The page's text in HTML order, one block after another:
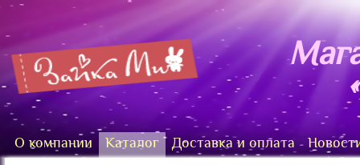
О компании Каталог Доставка и оплата